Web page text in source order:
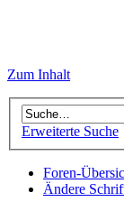
Zum Inhalt
Erweiterte Suche
Foren-
Ändere